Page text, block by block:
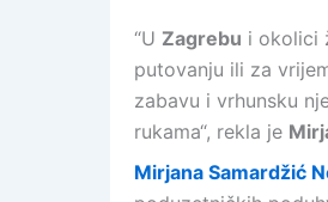
“U Zagrebu i okolici
putovanju ili za
zabavu i vrhunsku
rukama“, rekla je
Mirjana Samardžić